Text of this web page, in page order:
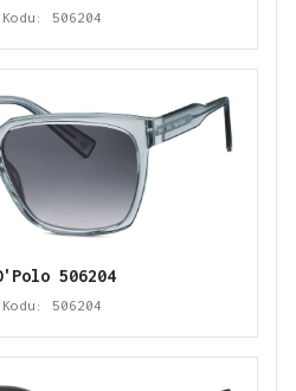
506204
506204
506204